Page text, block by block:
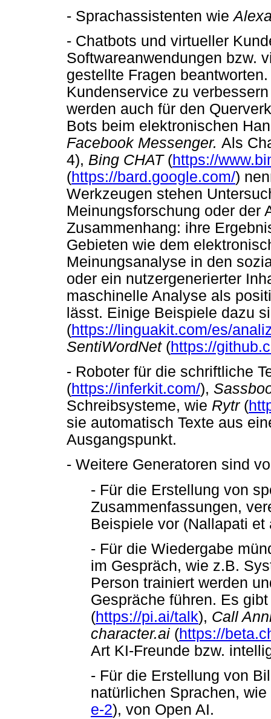
- Sprachassistenten wie
- Chatbots und virtueller
Softwareanwendungen bzw.
gestellte Fragen
Kundenservice zu
werden auch für den
Bots beim elektronischen
Facebook Messenger. Als
4), Bing CHAT (https://
(https://bard.google.com/)
Werkzeugen stehen
Meinungsforschung oder der
Zusammenhang: ihre
Gebieten wie dem
Meinungsanalyse in den
oder ein nutzergenerierter
maschinelle Analyse als
lässt. Einige Beispiele dazu
(https://linguakit.com/es/
SentiWordNet (https://
- Roboter für die schriftliche
(https://inferkit.com/),
Schreibsysteme, wie Rytr (
sie automatisch Texte aus
Ausgangspunkt.
- Weitere Generatoren sind
- Für die Erstellung von
Zusammenfassungen,
Beispiele vor (Nallapati
- Für die Wiedergabe
im Gespräch, wie z.B.
Person trainiert werden
Gespräche führen. Es
(https://pi.ai/talk), Call
character.ai (https://
Art KI-Freunde bzw.
- Für die Erstellung von
natürlichen Sprachen, wie
e-2), von Open AI.